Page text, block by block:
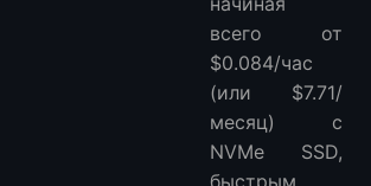
всего от
$0.084/час
(или $7.71/
месяц) с
NVMe SSD,
быстрым